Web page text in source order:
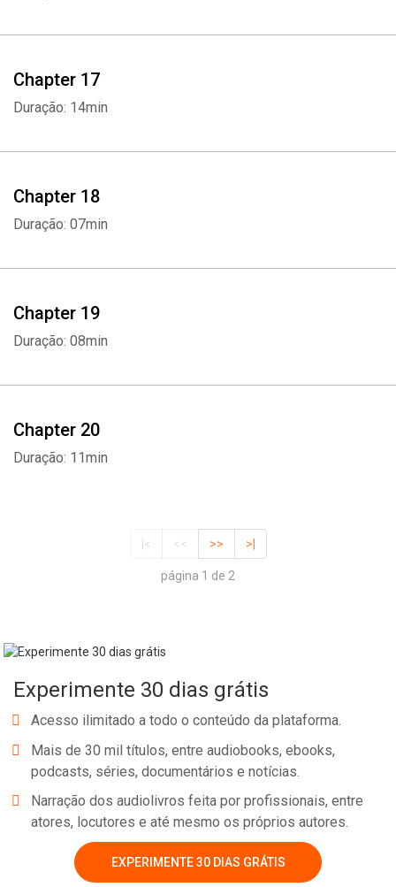
Chapter 17
Duração: 14min
Chapter 18
Duração: 07min
Chapter 19
Duração: 08min
Chapter 20
Duração: 11min
|< << >> >|
página 1 de 2
Experimente 30 dias grátis
Acesso ilimitado a todo o conteúdo da plataforma.
Mais de 30 mil títulos, entre audiobooks, ebooks,
podcasts, séries, documentários e notícias.
Narração dos audiolivros feita por profissionais, entre
atores, locutores e até mesmo os próprios autores.
EXPERIMENTE 30 DIAS GRÁTIS